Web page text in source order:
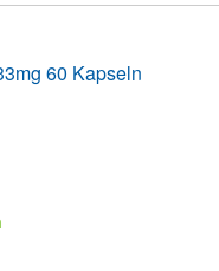
60 Kapseln